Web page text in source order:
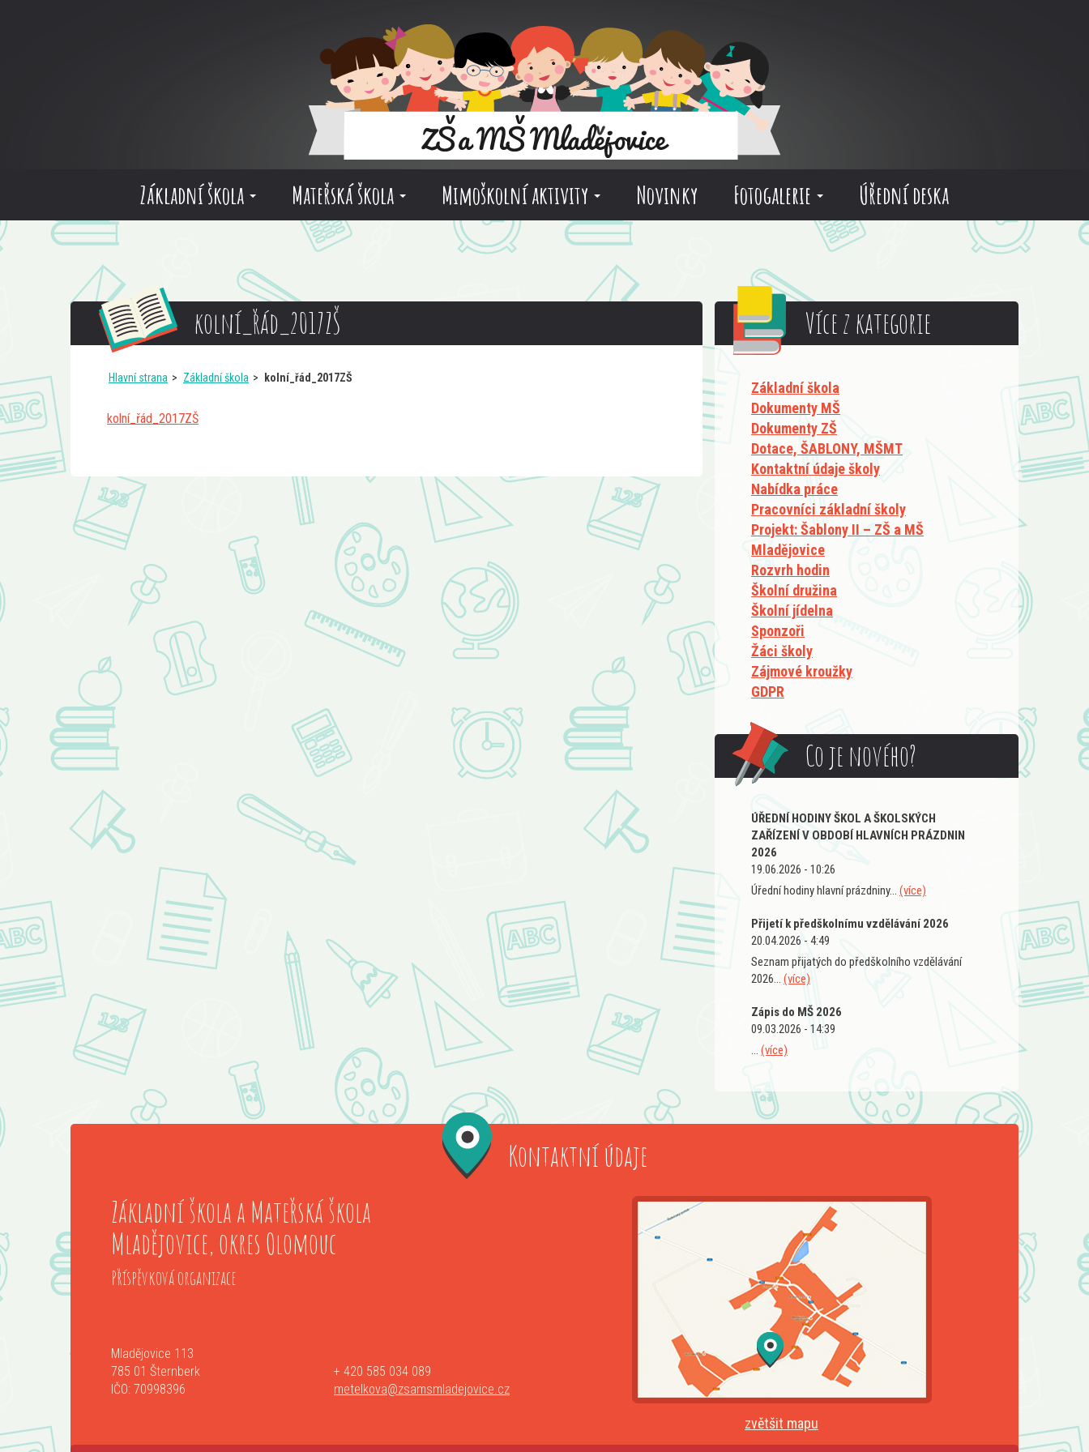
Základní škola Mateřská škola Mimoškolní aktivity Novinky Fotogalerie Úřední deska
kolní_řád_2017ZŠ
Hlavní strana Základní škola kolní_řád_2017ZŠ
kolní_řád_2017ZŠ
Více z kategorie
Základní škola
Dokumenty MŠ
Dokumenty ZŠ
Dotace, ŠABLONY, MŠMT
Kontaktní údaje školy
Nabídka práce
Pracovníci základní školy
Projekt: Šablony II – ZŠ a MŠ
Mladějovice
Rozvrh hodin
Školní družina
Školní jídelna
Sponzoři
Žáci školy
Zájmové kroužky
GDPR
Co je nového?
ÚŘEDNÍ HODINY ŠKOL A ŠKOLSKÝCH
ZAŘÍZENÍ V OBDOBÍ HLAVNÍCH PRÁZDNIN
2026
19.06.2026 - 10:26
Úřední hodiny hlavní prázdniny... (více)
Přijetí k předškolnímu vzdělávání 2026
20.04.2026 - 4:49
Seznam přijatých do předškolního vzdělávání
2026... (více)
Zápis do MŠ 2026
09.03.2026 - 14:39
... (více)
Kontaktní údaje
Základní škola a Mateřská škola
Mladějovice, okres Olomouc
Příspěvková organizace
Mladějovice 113
785 01 Šternberk
IČO: 70998396
+ 420 585 034 089
metelkova@zsamsmladejovice.cz
zvětšit mapu